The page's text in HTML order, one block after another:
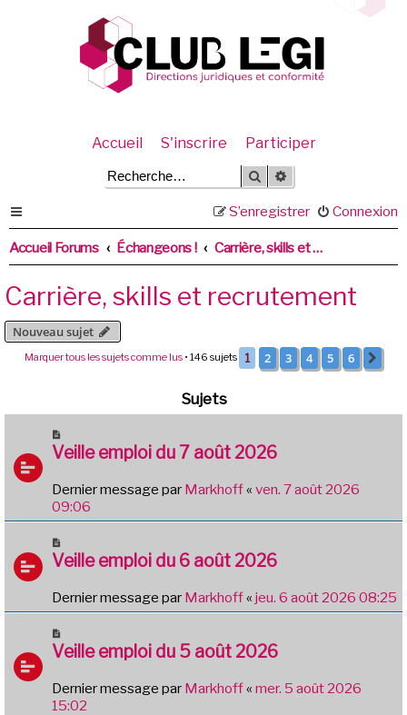
Accueil S'inscrire Participer
Rechercher
Connexion
S’enregistrer
Accueil Forums Échangeons ! Carrière, skills et recrutement
Carrière, skills et recrutement
Nouveau sujet
Marquer tous les sujets comme lus• 146 sujets 1 2 3 4 5 6
Sujets
Veille emploi du 7 août 2026
Dernier message par Markhoff« ven. 7 août 2026
09:06
Veille emploi du 6 août 2026
Dernier message par Markhoff« jeu. 6 août 2026 08:25
Veille emploi du 5 août 2026
Dernier message par Markhoff« mer. 5 août 2026
15:02